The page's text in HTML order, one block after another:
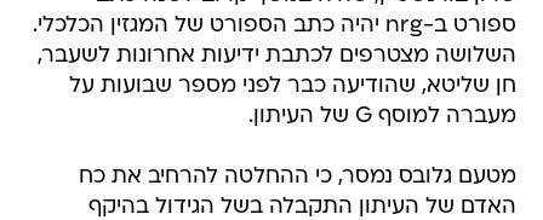
ספורט ב-nrg יהיה כתב הספורט של המגזין הכלכלי.
השלושה מצטרפים לכתבת ידיעות אחרונות לשעבר,
חן שליטא, שהודיעה כבר לפני מספר שבועות על
מעברה למוסף G של העיתון.
מטעם גלובס נמסר, כי ההחלטה להרחיב את כח
האדם של העיתון התקבלה בשל הגידול בהיקף